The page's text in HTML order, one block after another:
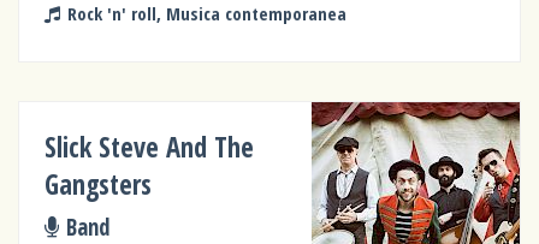
Rock 'n' roll, Musica contemporanea
Slick Steve And The
Gangsters
Band